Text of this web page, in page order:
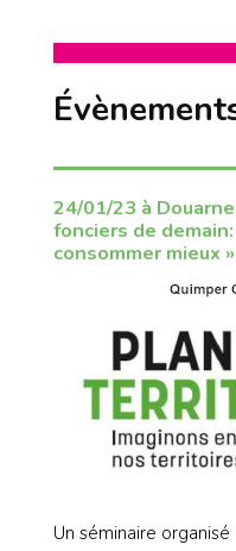
24/01/23 à
fonciers de
consommer mieux »
Un séminaire organisé